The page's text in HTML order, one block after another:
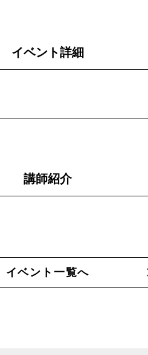
イベント詳細
講師紹介
イベント一覧へ